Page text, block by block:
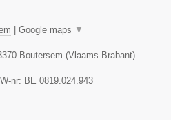
| Google maps ▼
Boutersem (Vlaams-Brabant)
nr: BE 0819.024.943